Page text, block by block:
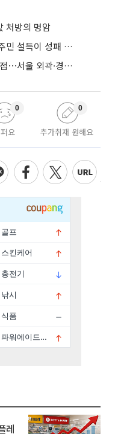
처방의 명암
정부 공급카드 임박…서울시 협의·주민 설득이 성패 가른다
강남·서초 아파트값 오름폭 보합 근접⋯서울 외곽·경기 남부 중심 매수세
요
0
추가취재 원해요
0
레